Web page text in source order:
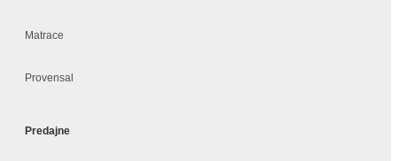
Matrace
Provensal
Predajne